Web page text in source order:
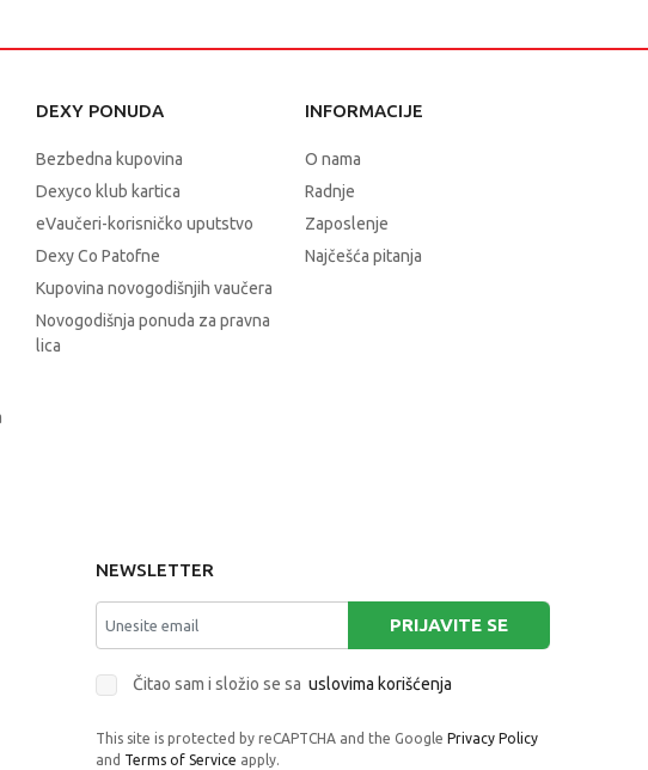
DEXY PONUDA
Bezbedna kupovina
Dexyco klub kartica
eVaučeri-korisničko uputstvo
Dexy Co Patofne
Kupovina novogodišnjih vaučera
Novogodišnja ponuda za pravna
lica
INFORMACIJE
O nama
Radnje
Zaposlenje
Najčešća pitanja
NEWSLETTER
PRIJAVITE SE
Čitao sam i složio se sa uslovima korišćenja
This site is protected by reCAPTCHA and the Google Privacy Policy
and Terms of Service apply.